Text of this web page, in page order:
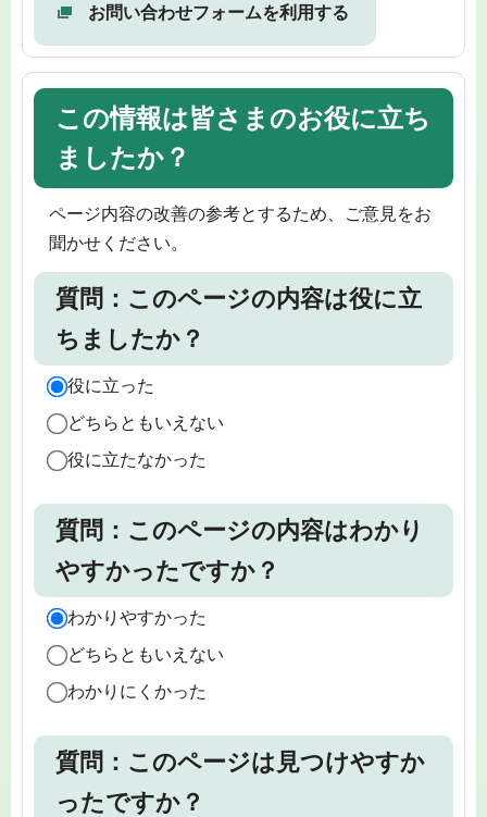
お問い合わせフォームを利用する
この情報は皆さまのお役に立ち
ましたか？
ページ内容の改善の参考とするため、ご意見をお
聞かせください。
質問：このページの内容は役に立
ちましたか？
役に立った
どちらともいえない
役に立たなかった
質問：このページの内容はわかり
やすかったですか？
わかりやすかった
どちらともいえない
わかりにくかった
質問：このページは見つけやすか
ったですか？